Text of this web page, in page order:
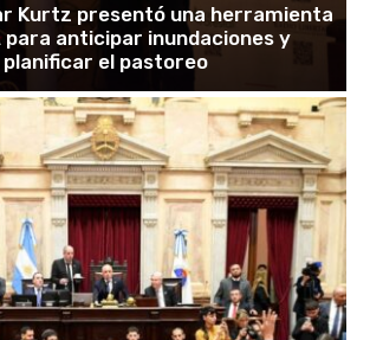
Kurtz presentó una herramienta
para anticipar inundaciones y
planificar el pastoreo